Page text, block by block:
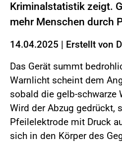
Kriminalstatistik zeigt.
mehr Menschen durch
14.04.2025 | Erstellt von
Das Gerät summt
Warnlicht scheint dem
sobald die gelb-schwarze
Wird der Abzug gedrückt,
Pfeilelektrode mit Druck
sich in den Körper des